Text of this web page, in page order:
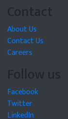
Contact
About Us
Contact Us
Careers
Follow us
Facebook
Twitter
LinkedIn